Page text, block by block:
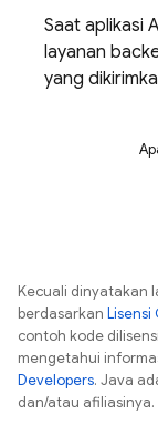
Saat aplikasi
layanan
yang
Kecuali dinyatakan
berdasarkan Lisensi
contoh kode
mengetahui
Developers. Java
dan/atau afiliasinya.